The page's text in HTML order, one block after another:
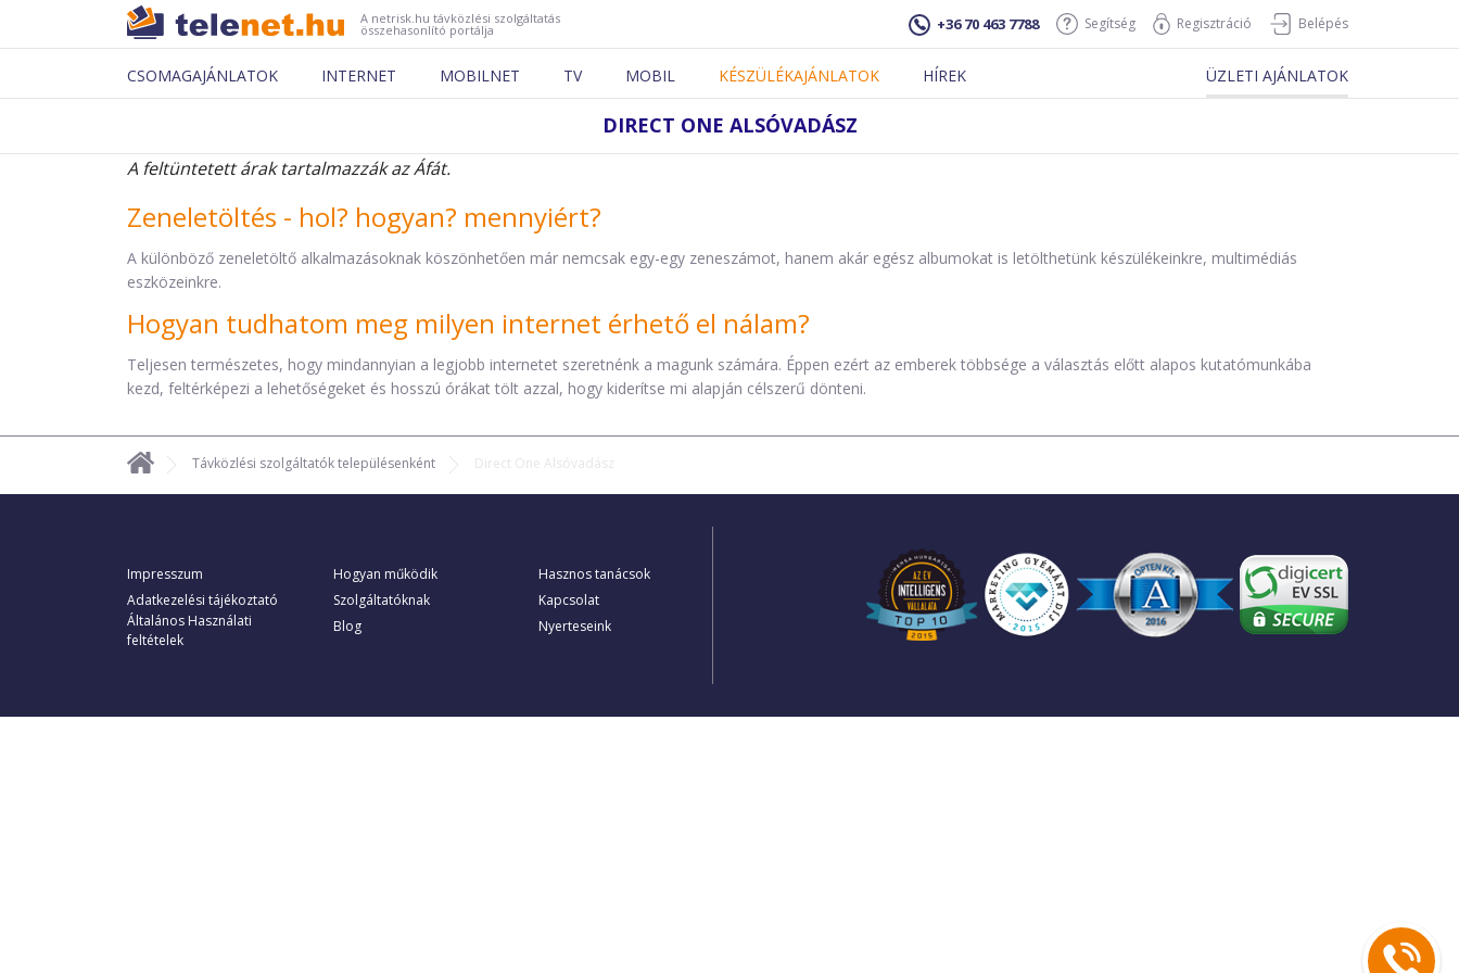
A netrisk.hu távközlési szolgáltatás
összehasonlító portálja +36 70 463 7788 Segítség Regisztráció Belépés
CSOMAGAJÁNLATOK INTERNET MOBILNET TV MOBIL KÉSZÜLÉKAJÁNLATOK HÍREK ÜZLETI AJÁNLATOK
DIRECT ONE ALSÓVADÁSZ
A feltüntetett árak tartalmazzák az Áfát.
Zeneletöltés - hol? hogyan? mennyiért?
A különböző zeneletöltő alkalmazásoknak köszönhetően már nemcsak egy-egy zeneszámot, hanem akár egész albumokat is letölthetünk készülékeinkre, multimédiás
eszközeinkre.
Hogyan tudhatom meg milyen internet érhető el nálam?
Teljesen természetes, hogy mindannyian a legjobb internetet szeretnénk a magunk számára. Éppen ezért az emberek többsége a választás előtt alapos kutatómunkába
kezd, feltérképezi a lehetőségeket és hosszú órákat tölt azzal, hogy kiderítse mi alapján célszerű dönteni.
Távközlési szolgáltatók településenként Direct One Alsóvadász
Impresszum
Adatkezelési tájékoztató
Általános Használati
feltételek
Hogyan működik
Szolgáltatóknak
Blog
Hasznos tanácsok
Kapcsolat
Nyerteseink